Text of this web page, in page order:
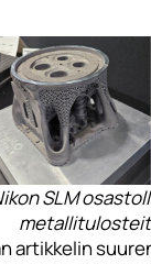
SLM
artikkelin